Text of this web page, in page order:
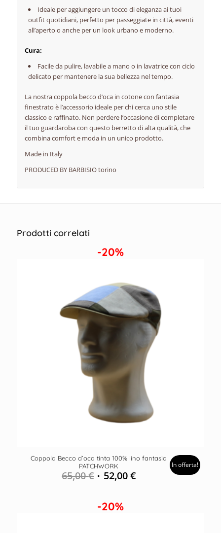
Ideale per aggiungere un tocco di eleganza ai tuoi
outfit quotidiani, perfetto per passeggiate in città, eventi
all’aperto o anche per un look urbano e moderno.
Cura:
Facile da pulire, lavabile a mano o in lavatrice con ciclo
delicato per mantenere la sua bellezza nel tempo.
La nostra coppola becco d’oca in cotone con fantasia
finestrato è l’accessorio ideale per chi cerca uno stile
classico e raffinato. Non perdere l’occasione di completare
il tuo guardaroba con questo berretto di alta qualità, che
combina comfort e moda in un unico prodotto.
Made in Italy
PRODUCED BY BARBISIO torino
Prodotti correlati
-20%
Coppola Becco d’oca tinta 100% lino fantasia
PATCHWORK
65,00€ 52,00€
In offerta!
-20%